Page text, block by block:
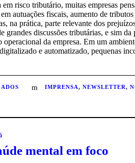
em risco tributário, muitas empresas
autuações fiscais, aumento de
na prática, parte relevante dos
grandes discussões tributárias, e sim da
operacional da empresa. Em um
e automatizado, pequenas
IMPRENSA, NEWSLETTER,
mental em foco